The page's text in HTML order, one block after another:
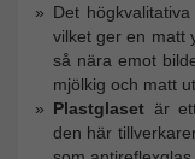
Det
vilket ger en matt
så nära emot
mjölkig och matt ut.
Plastglaset är
den här